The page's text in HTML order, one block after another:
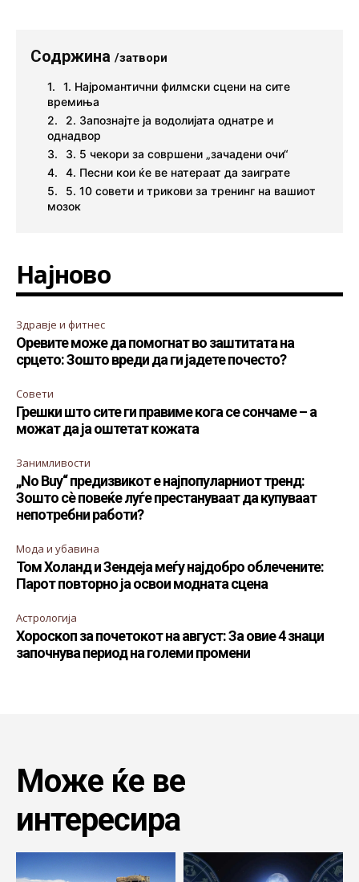
Содржина /затвори
1. Најромантични филмски сцени на сите
времиња
2. Запознајте ја водолијата однатре и
однадвор
3. 5 чекори за совршени „зачадени очи“
4. Песни кои ќе ве натераат да заиграте
5. 10 совети и трикови за тренинг на вашиот
мозок
Најново
Здравје и фитнес
Оревите може да помогнат во заштитата на
срцето: Зошто вреди да ги јадете почесто?
Совети
Грешки што сите ги правиме кога се сончаме – а
можат да ја оштетат кожата
Занимливости
„No Buy“ предизвикот е најпопуларниот тренд:
Зошто сè повеќе луѓе престануваат да купуваат
непотребни работи?
Мода и убавина
Том Холанд и Зендеја меѓу најдобро облечените:
Парот повторно ја освои модната сцена
Астрологија
Хороскоп за почетокот на август: За овие 4 знаци
започнува период на големи промени
Може ќе ве
интересира